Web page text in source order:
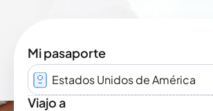
Mi pasaporte
Estados Unidos de América
Viajo a